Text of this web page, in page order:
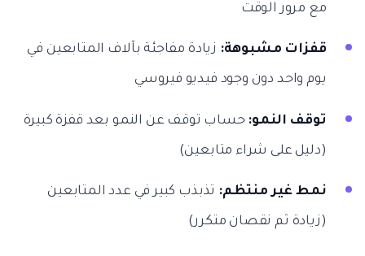
مع مرور الوقت
قفزات مشبوهة: زيادة مفاجئة بآلاف المتابعين في
يوم واحد دون وجود فيديو فيروسي
توقف النمو: حساب توقف عن النمو بعد قفزة كبيرة
(دليل على شراء متابعين)
نمط غير منتظم: تذبذب كبير في عدد المتابعين
(زيادة ثم نقصان متكرر)